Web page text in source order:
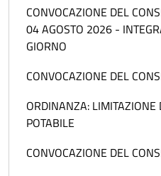
CONVOCAZIONE DEL
04 AGOSTO 2026 -
GIORNO
CONVOCAZIONE DEL
ORDINANZA: LIMITAZIONE
POTABILE
CONVOCAZIONE DEL